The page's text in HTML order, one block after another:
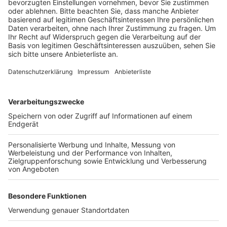
Veröffentlicht:Sonntag, 17.05.2020 10:21
Anzeige
Dabei geriet sie auf die Gegenfahrbahn. Hier stieß sie
und blieb im Feld liegen. Der Anhänger, ein
Imbisswagen, wurde durch die Wucht des Aufpralls
von der Zugmaschine abgerissen und rollte ins Feld.
Die L93 war für rund drei Stunden gesperrt.
Anzeige